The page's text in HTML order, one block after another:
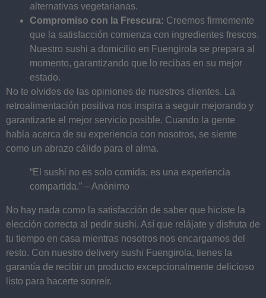
alternativas vegetarianas.
Compromiso con la Frescura: Creemos firmemente
que la satisfacción comienza con ingredientes frescos.
Nuestro sushi a domicilio en Fuengirola se prepara al
momento, garantizando que lo recibas en su mejor
estado.
No te olvides de las opiniones de nuestros clientes. La
retroalimentación positiva nos inspira a seguir mejorando y
garantizarte el mejor servicio posible. Cuando la gente
habla acerca de su experiencia con nosotros, se siente
como un abrazo cálido para el alma.
“El sushi no es solo comida; es una experiencia
compartida.” – Anónimo
No hay nada como la satisfacción de saber que hiciste la
elección correcta al pedir sushi. Así que relájate y disfruta de
tu tiempo en casa mientras nosotros nos encargamos del
resto. Con nuestro delivery sushi Fuengirola, tienes la
garantía de recibir un producto excepcionalmente delicioso
listo para hacerte sonreír.